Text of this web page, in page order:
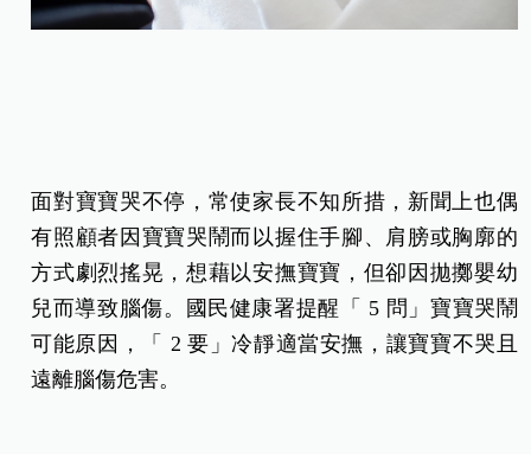
面對寶寶哭不停，常使家長不知所措，新聞上也偶
有照顧者因寶寶哭鬧而以握住手腳、肩膀或胸廓的
方式劇烈搖晃，想藉以安撫寶寶，但卻因拋擲嬰幼
兒而導致腦傷。國民健康署提醒「 5 問」寶寶哭鬧
可能原因，「 2 要」冷靜適當安撫，讓寶寶不哭且
遠離腦傷危害。